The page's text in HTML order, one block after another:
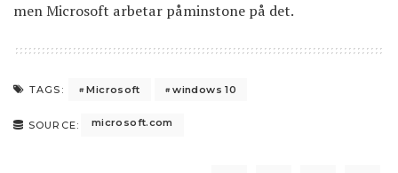
men Microsoft arbetar påminstone på det.
TAGS: Microsoft windows 10
SOURCE: microsoft.com